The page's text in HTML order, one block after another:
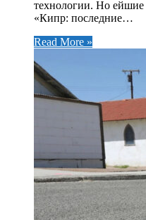
технологии. Но ейшие
«Кипр: последние…
Read More »